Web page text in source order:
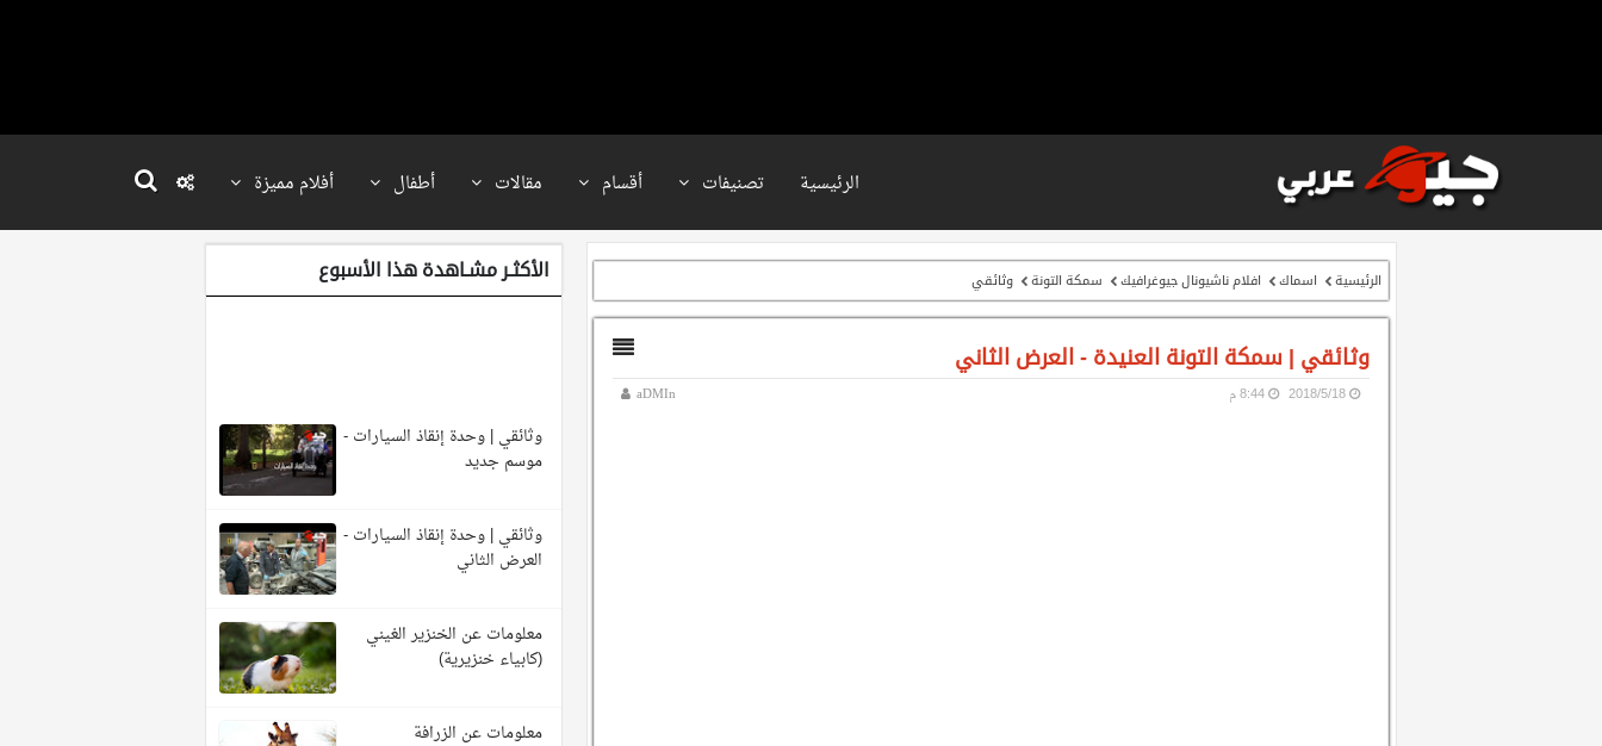
الرئيسية تصنيفات أقسام مقالات أطفال أفلام مميزة
الرئيسية اسماك افلام ناشيونال جيوغرافيك سمكة التونة وثائقي
وثائقي | سمكة التونة العنيدة - العرض الثاني
aDMIn 18‏/5‏/2018 8:44 م
الأكثـر مشـاهدة هذا الأسبوع
وثائقي | وحدة إنقاذ السيارات -
موسم جديد
وثائقي | وحدة إنقاذ السيارات -
العرض الثاني
معلومات عن الخنزير الغيني
(كابياء خنزيرية)
معلومات عن الزرافة